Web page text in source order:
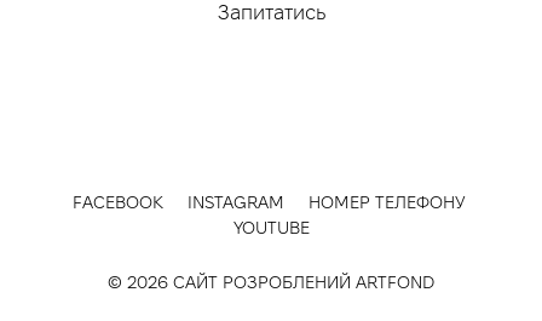
Запитатись
FACEBOOK INSTAGRAM
НОМЕР ТЕЛЕФОНУ
YOUTUBE
© 2026 САЙТ РОЗРОБЛЕНИЙ ARTFOND